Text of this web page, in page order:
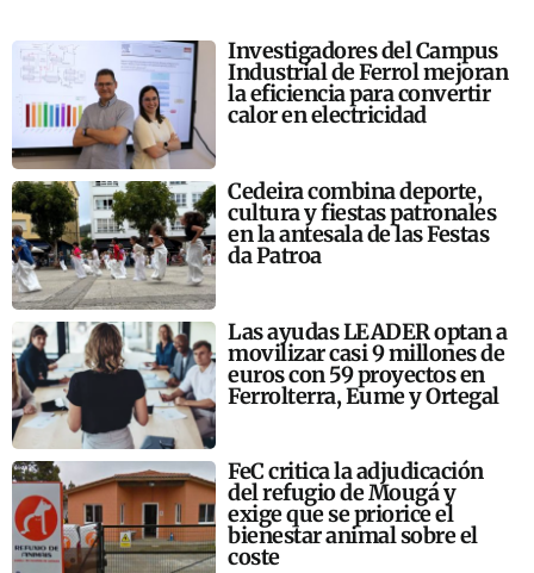
Investigadores del Campus
Industrial de Ferrol mejoran
la eficiencia para convertir
calor en electricidad
Cedeira combina deporte,
cultura y fiestas patronales
en la antesala de las Festas
da Patroa
Las ayudas LEADER optan a
movilizar casi 9 millones de
euros con 59 proyectos en
Ferrolterra, Eume y Ortegal
FeC critica la adjudicación
del refugio de Mougá y
exige que se priorice el
bienestar animal sobre el
coste